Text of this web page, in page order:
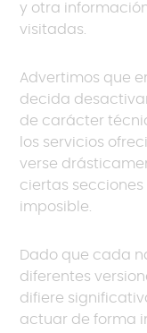
y otra
visitadas.
Advertimos que
decida
de carácter
los servicios
verse
ciertas
imposible.
Dado que cada
diferentes
difiere
actuar de forma